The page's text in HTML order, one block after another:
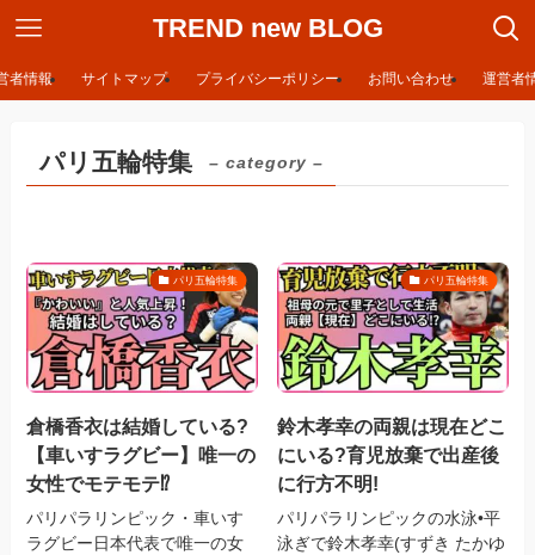
TREND new BLOG
者情報 サイトマップ プライバシーポリシー お問い合わせ 運営者
パリ五輪特集 – category –
パリ五輪特集
倉橋香衣は結婚している?
【車いすラグビー】唯一の
女性でモテモテ⁉︎
パリパラリンピック・車いす
ラグビー日本代表で唯一の女
パリ五輪特集
鈴木孝幸の両親は現在どこ
にいる?育児放棄で出産後
に行方不明!
パリパラリンピックの水泳•平
泳ぎで鈴木孝幸(すずき たかゆ